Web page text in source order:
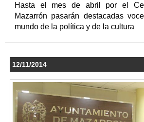
Hasta el mes de abril por el
Mazarrón pasarán destacadas
mundo de la política y de la cultura
12/11/2014